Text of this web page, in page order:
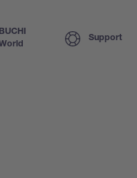
BUCHI
Support